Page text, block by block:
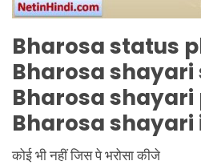
Bharosa status
Bharosa shayari
Bharosa shayari
Bharosa shayari
कोई भी नहीं जिस पे भरोसा कीजे